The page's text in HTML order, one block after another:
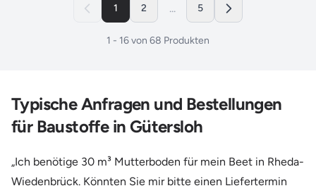
1 2 ... 5
1 - 16von 68 Produkten
Typische Anfragen und Bestellungen
für Baustoffe in Gütersloh
„Ich benötige 30 m³ Mutterboden für mein Beet in Rheda-
Wiedenbrück. Könnten Sie mir bitte einen Liefertermin